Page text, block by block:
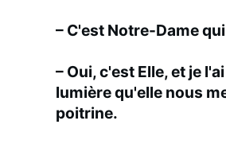
– C'est Notre-Dame
– Oui, c'est Elle, et je
lumière qu'elle nous
poitrine.